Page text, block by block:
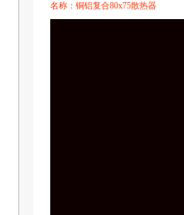
名称：铜铝复合80x75散热器